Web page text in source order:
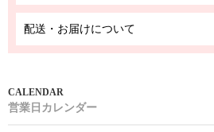
配送・お届けについて
営業日カレンダー